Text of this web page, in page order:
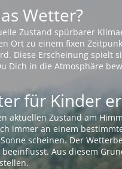
Wetter?
Zustand spürbarer
Ort zu einem fixen
Diese Erscheinung
Dich in die Atmosphäre
für Kinder
aktuellen Zustand am
immer an einem
scheinen. Der
Aus diesem